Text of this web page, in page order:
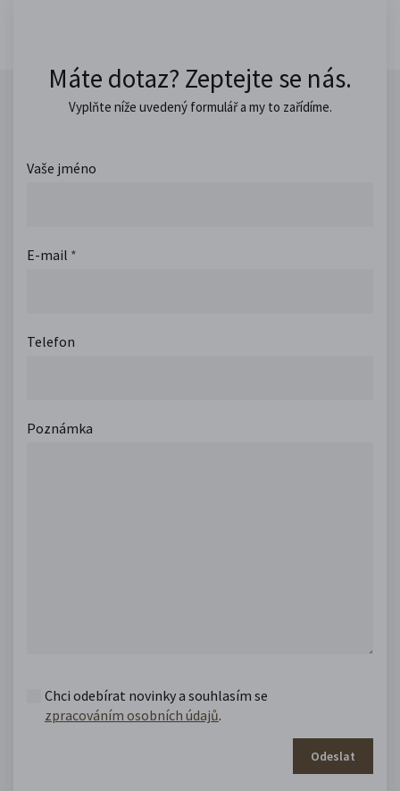
Máte dotaz? Zeptejte se nás.
Vyplňte níže uvedený formulář a my to zařídíme.
Vaše jméno
E-mail *
Telefon
Poznámka
Chci odebírat novinky a souhlasím se
zpracováním osobních údajů.
Odeslat